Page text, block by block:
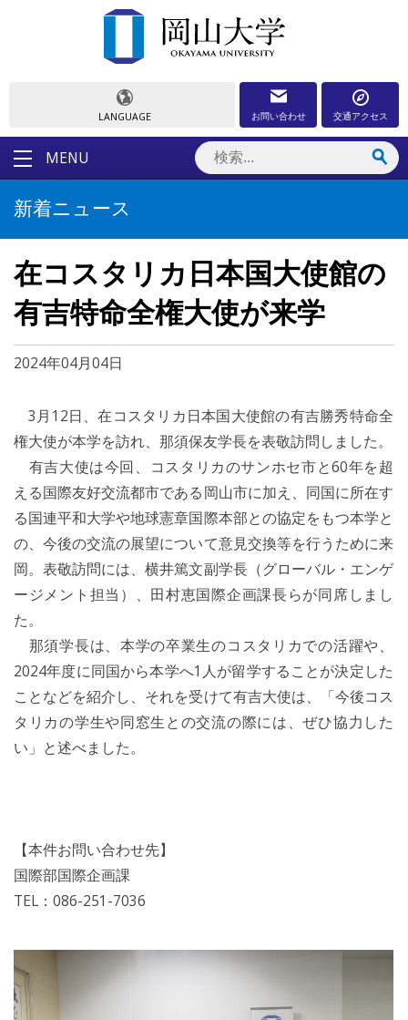
LANGUAGE お問い合わせ 交通アクセス
MENU
新着ニュース
在コスタリカ日本国大使館の
有吉特命全権大使が来学
2024年04月04日
3月12日、在コスタリカ日本国大使館の有吉勝秀特命全
権大使が本学を訪れ、那須保友学長を表敬訪問しました。
有吉大使は今回、コスタリカのサンホセ市と60年を超
える国際友好交流都市である岡山市に加え、同国に所在す
る国連平和大学や地球憲章国際本部との協定をもつ本学と
の、今後の交流の展望について意見交換等を行うために来
岡。表敬訪問には、横井篤文副学長（グローバル・エンゲ
ージメント担当）、田村恵国際企画課長らが同席しまし
た。
那須学長は、本学の卒業生のコスタリカでの活躍や、
2024年度に同国から本学へ1人が留学することが決定した
ことなどを紹介し、それを受けて有吉大使は、「今後コス
タリカの学生や同窓生との交流の際には、ぜひ協力した
い」と述べました。
【本件お問い合わせ先】
国際部国際企画課
TEL：086-251-7036